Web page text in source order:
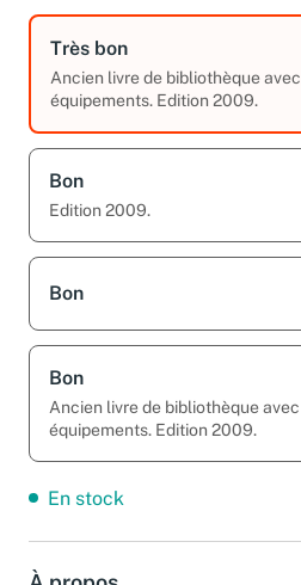
Très bon
Ancien livre de bibliothèque avec
équipements. Edition 2009.
Bon
Edition 2009.
Bon
Bon
Ancien livre de bibliothèque avec
équipements. Edition 2009.
En stock